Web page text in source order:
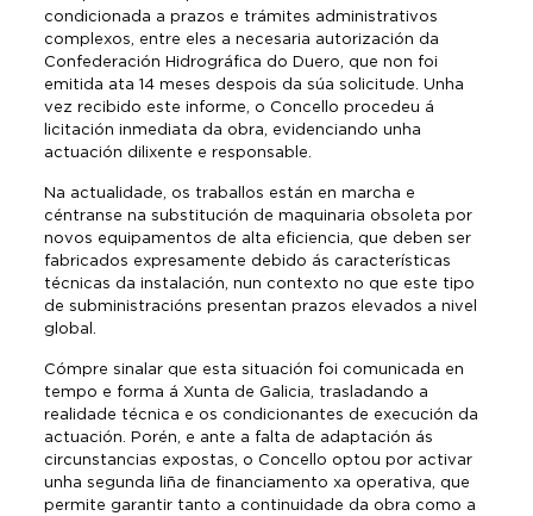
condicionada a prazos e trámites administrativos
complexos, entre eles a necesaria autorización da
Confederación Hidrográfica do Duero, que non foi
emitida ata 14 meses despois da súa solicitude. Unha
vez recibido este informe, o Concello procedeu á
licitación inmediata da obra, evidenciando unha
actuación dilixente e responsable.
Na actualidade, os traballos están en marcha e
céntranse na substitución de maquinaria obsoleta por
novos equipamentos de alta eficiencia, que deben ser
fabricados expresamente debido ás características
técnicas da instalación, nun contexto no que este tipo
de subministracións presentan prazos elevados a nivel
global.
Cómpre sinalar que esta situación foi comunicada en
tempo e forma á Xunta de Galicia, trasladando a
realidade técnica e os condicionantes de execución da
actuación. Porén, e ante a falta de adaptación ás
circunstancias expostas, o Concello optou por activar
unha segunda liña de financiamento xa operativa, que
permite garantir tanto a continuidade da obra como a